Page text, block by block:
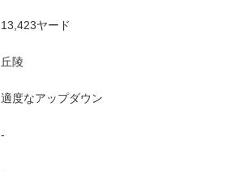
13,423ヤード
丘陵
適度なアップダウン
-